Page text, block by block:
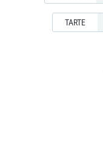
TARTE